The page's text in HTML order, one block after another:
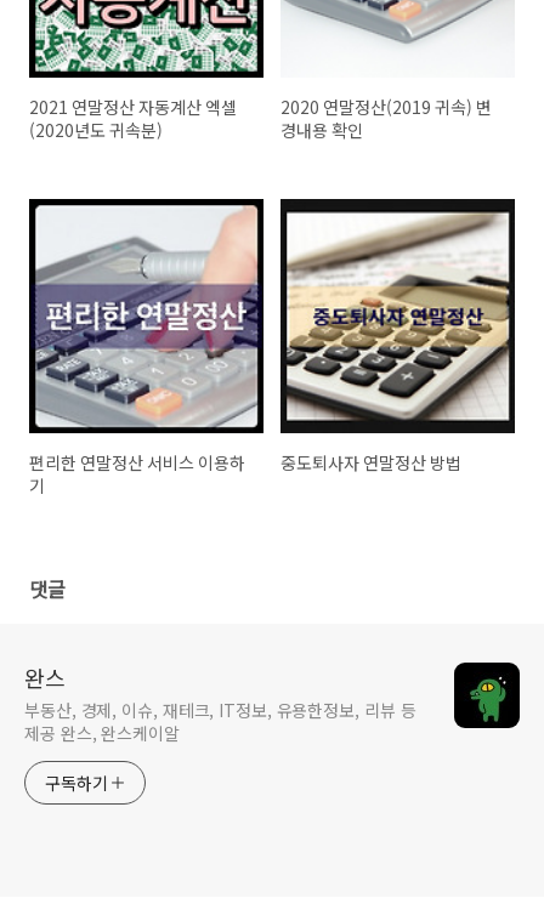
2021 연말정산 자동계산 엑셀
(2020년도 귀속분)
2020 연말정산(2019 귀속) 변
경내용 확인
편리한 연말정산 서비스 이용하
기
중도퇴사자 연말정산 방법
댓글
완스
부동산, 경제, 이슈, 재테크, IT정보, 유용한정보, 리뷰 등
제공 완스, 완스케이알
구독하기